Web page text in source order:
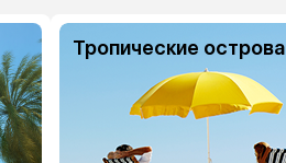
Тропические острова